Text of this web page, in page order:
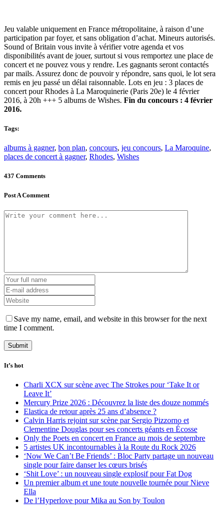
Jeu valable uniquement en France métropolitaine, à raison d’une
participation par foyer, et sans obligation d’achat. Mineurs autorisés.
Sound of Britain vous invite à vérifier votre agenda et vos
disponibilités avant de jouer, surtout si vous remportez une place de
concert et ne pouvez vous y rendre. Les gagnants seront contactés
par mails. Assurez donc de pouvoir y répondre, sans quoi, le lot sera
remis en jeu passé un délai raisonnable. Lots en jeu : 3 places de
concert pour Rhodes à La Maroquinerie (Paris 20e) le 4 février
2016, à 20h +++ 5 albums de Wishes. Fin du concours : 4 février
2016.
Tags:
albums à gagner, bon plan, concours, jeu concours, La Maroquine,
places de concert à gagner, Rhodes, Wishes
437 Comments
Post A Comment
Save my name, email, and website in this browser for the next
time I comment.
It’s hot
Charli XCX sur scène avec The Strokes pour ‘Take It or
Leave It’
Mercury Prize 2026 : Découvrez la liste des douze nommés
Elastica de retour après 25 ans d’absence ?
Calvin Harris rejoint sur scène par Sergio Pizzorno et
Clementine Douglas pour ses concerts géants en Écosse
Only the Poets en concert en France au mois de septembre
5 artistes UK incontournables à la Route du Rock 2026
‘Now We Can’t Be Friends’ : Bloc Party partage un nouveau
single pour faire danser les cœurs brisés
‘Shit Love’ : un nouveau single explosif pour Fat Dog
Un premier album et une toute nouvelle tournée pour Nieve
Ella
De l’Hyperlove pour Mika au Son by Toulon